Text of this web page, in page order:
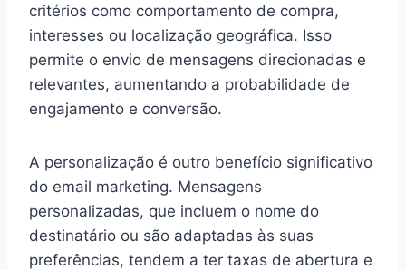
critérios como comportamento de compra,
interesses ou localização geográfica. Isso
permite o envio de mensagens direcionadas e
relevantes, aumentando a probabilidade de
engajamento e conversão.
A personalização é outro benefício significativo
do email marketing. Mensagens
personalizadas, que incluem o nome do
destinatário ou são adaptadas às suas
preferências, tendem a ter taxas de abertura e